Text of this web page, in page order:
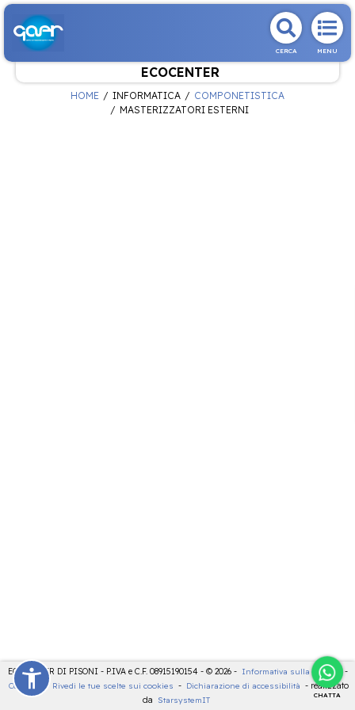
CERCA MENU
ECOCENTER
CHATTA
HOME INFORMATICA
COMPONETISTICA
MASTERIZZATORI ESTERNI
ECOCENTER DI PISONI - P.IVA e C.F. 08915190154 - © 2026 - Informativa sulla privacy
-
Cookies
- Rivedi le tue scelte sui cookies - Dichiarazione di accessibilità - realizzato
da
StarsystemIT